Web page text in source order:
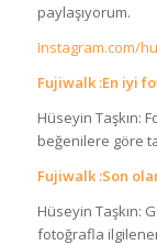
paylaşıyorum.
i̇nstagram.com/
Fujiwalk :En iyi
Hüseyin Taşkın:
beğenilere göre
Fujiwalk :Son
Hüseyin Taşkın:
fotoğrafla